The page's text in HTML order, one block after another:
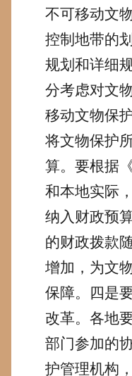
不可移动文
控制地带的
规划和详细
分考虑对文
移动文物保
将文物保护
算。 要根据
和本地实际
纳入财政预
的财政拨款
增加，为文
保障。 四是
改革。 各地
部门参加的
护管理机构